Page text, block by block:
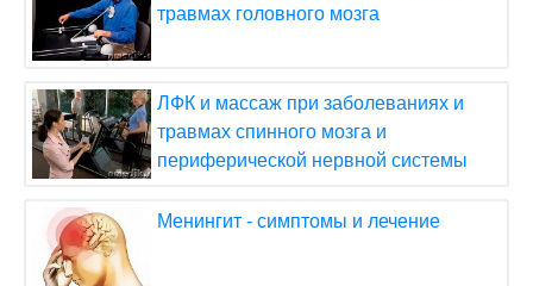
травмах головного мозга
ЛФК и массаж при заболеваниях и
травмах спинного мозга и
периферической нервной системы
Менингит - симптомы и лечение